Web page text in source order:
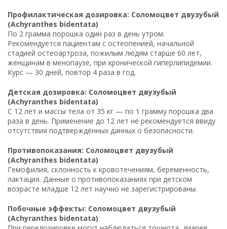
Профилактическая дозировка: Соломоцвет двузубый
(Achyranthes bidentata)
По 2 грамма порошка один раз в день утром.
Рекомендуется пациентам с остеопенией, начальной
стадией остеоартроза, пожилым людям старше 60 лет,
женщинам в менопаузе, при хронической гиперлипидемии.
Курс — 30 дней, повтор 4 раза в год.
Детская дозировка: Соломоцвет двузубый
(Achyranthes bidentata)
С 12 лет и массы тела от 35 кг — по 1 грамму порошка два
раза в день. Применение до 12 лет не рекомендуется ввиду
отсутствия подтверждённых данных о безопасности.
Противопоказания: Соломоцвет двузубый
(Achyranthes bidentata)
Гемофилия, склонность к кровотечениям, беременность,
лактация. Данные о противопоказаниях при детском
возрасте младше 12 лет научно не зарегистрированы.
Побочные эффекты: Соломоцвет двузубый
(Achyranthes bidentata)